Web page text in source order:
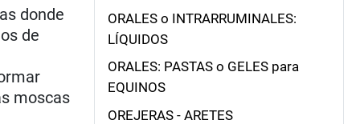
donde
de
moscas
ORALES o INTRARRUMINALES:
LÍQUIDOS
ORALES: PASTAS o GELES para
EQUINOS
OREJERAS - ARETES